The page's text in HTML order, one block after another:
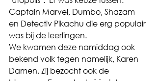
Captain Marvel, Dumbo, Shazam
en Detectiv Pikachu die erg populair
was bij de leerlingen.
We kwamen deze namiddag ook
bekend volk tegen namelijk, Karen
Damen. Zij bezocht ook de